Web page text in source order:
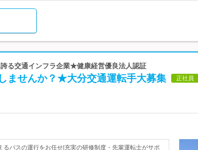
る交通インフラ企業★健康経営優良法人認証
ませんか？★大分交通運転手大募集 正社員
バスの運行をお任せ|充実の研修制度・先輩運転士がサポ